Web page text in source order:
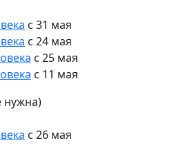
c 31 мая
c 24 мая
c 25 мая
c 11 мая
нужна)
c 26 мая